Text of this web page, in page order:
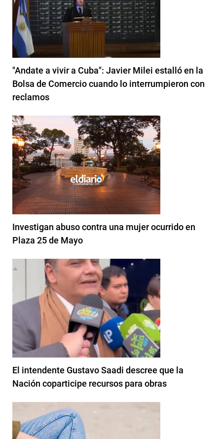
"Andate a vivir a Cuba": Javier Milei estalló en la
Bolsa de Comercio cuando lo interrumpieron con
reclamos
Investigan abuso contra una mujer ocurrido en
Plaza 25 de Mayo
El intendente Gustavo Saadi descree que la
Nación coparticipe recursos para obras